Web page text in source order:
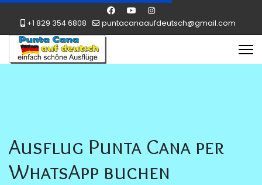
+1 829 354 6808 puntacanaaufdeutsch@gmail.com
Ausflug Punta Cana per
WhatsApp buchen